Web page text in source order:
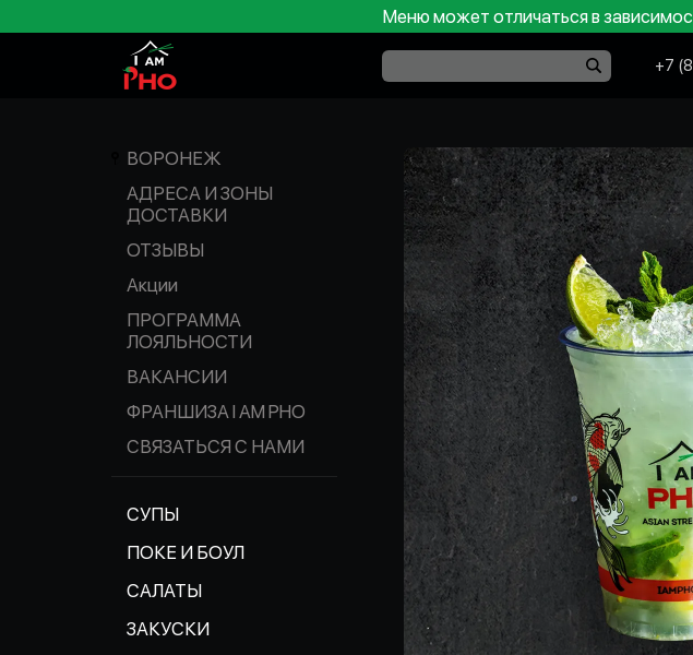
Меню может отличаться в
+7
ВОРОНЕЖ
АДРЕСА И ЗОНЫ
ДОСТАВКИ
ОТЗЫВЫ
Акции
ПРОГРАММА
ЛОЯЛЬНОСТИ
ВАКАНСИИ
ФРАНШИЗА I AM PHO
СВЯЗАТЬСЯ С НАМИ
СУПЫ
ПОКЕ И БОУЛ
САЛАТЫ
ЗАКУСКИ